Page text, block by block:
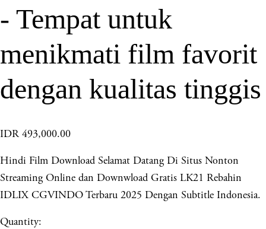
- Tempat untuk
menikmati film favorit
dengan kualitas tinggis
IDR 493,000.00
Hindi Film Download Selamat Datang Di Situs Nonton
Streaming Online dan Downwload Gratis LK21 Rebahin
IDLIX CGVINDO Terbaru 2025 Dengan Subtitle Indonesia.
Quantity: